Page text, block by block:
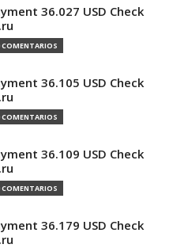
36.027 USD Check
COMENTARIOS
36.105 USD Check
COMENTARIOS
36.109 USD Check
COMENTARIOS
36.179 USD Check